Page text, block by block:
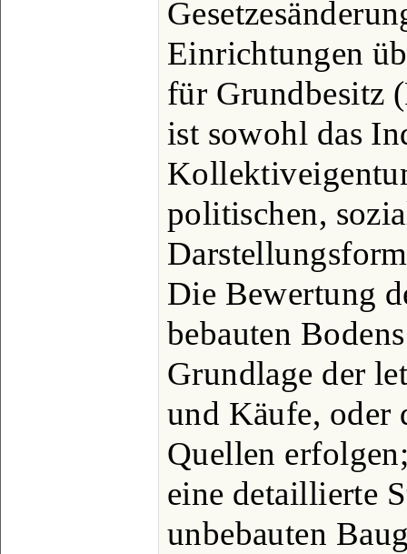
Einrichtungen
für Grundbesitz
ist sowohl das
politischen,
Die Bewertung
bebauten
Grundlage der
und Käufe, oder
Quellen
eine detaillierte
unbebauten